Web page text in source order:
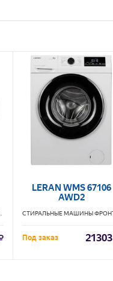
HAIER
LERAN WMS 67106
AWD2
Под заказ 21303